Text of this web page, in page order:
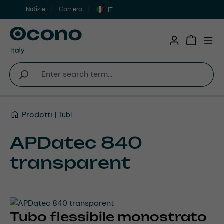
Vai al contenuto principale
Notizie Carriera IT
Prodotti Tubi
APDatec 840
transparent
Tubo flessibile monostrato